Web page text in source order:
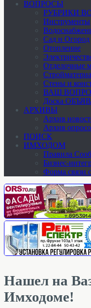
ВОПРОСЫ
РУБРИКИ
Инструменты
Сад и Огород
Отопление
Отделочные
Стены и
ВАШ
Доска
АРХИВЫ
Архив
Архив
ПОИСК
ИМХОДОМ
Правила
Бизнес-
Форма связи
Нашел на
Имходоме!